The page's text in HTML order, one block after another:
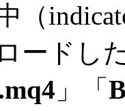
（
した
」「